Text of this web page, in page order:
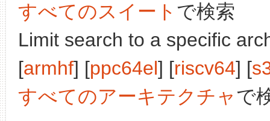
すべてのスイート で検索
Limit search to a specific
[armhf] [ppc64el] [riscv64] [
すべてのアーキテクチャで